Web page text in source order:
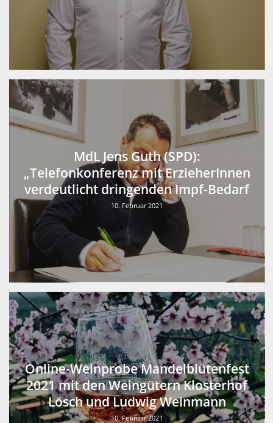
MdL Jens Guth (SPD):
„Telefonkonferenz mit ErzieherInnen
verdeutlicht dringenden Impf-Bedarf
10. Februar 2021
Online-Weinprobe Mandelblütenfest
2021 mit den Weingütern Klosterhof
Lösch und Ludwig Weinmann
10. Februar 2021